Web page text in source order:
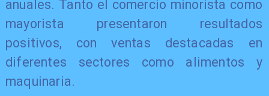
anuales. Tanto el comercio minorista como
mayorista presentaron resultados
positivos, con ventas destacadas en
diferentes sectores como alimentos y
maquinaria.